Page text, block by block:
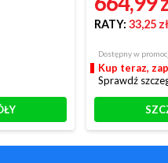
RATY: 33,25 zł
Dostępny w
Kup teraz,
Sprawdź